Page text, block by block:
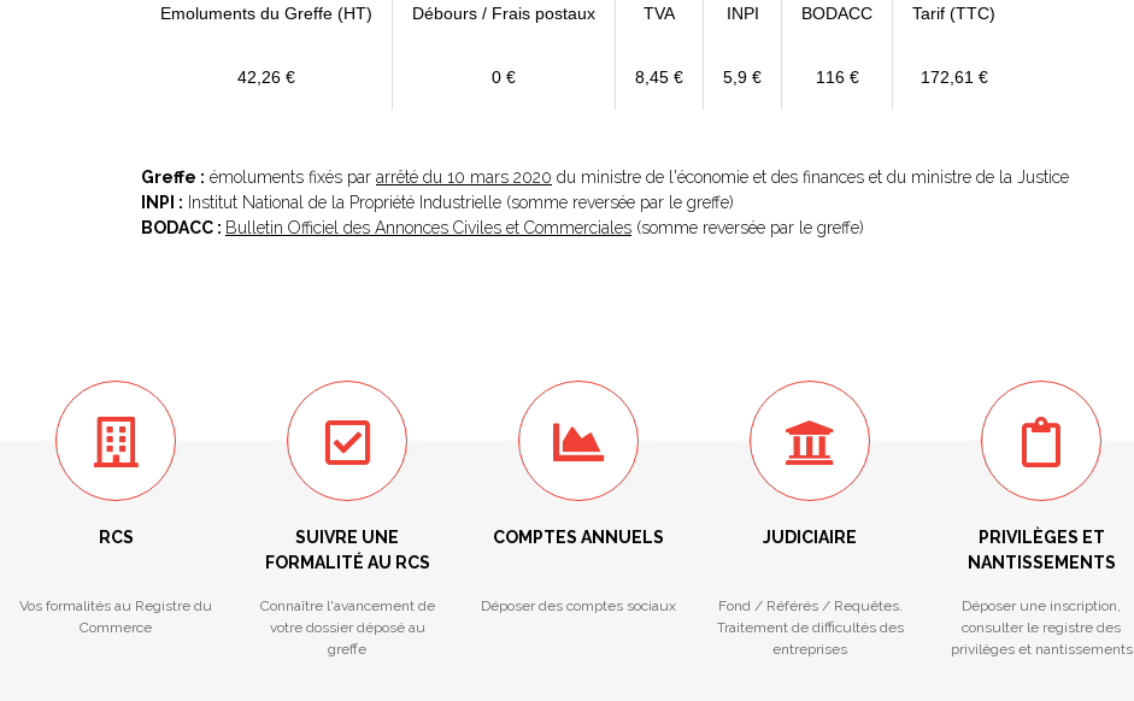
Emoluments du Greffe (HT) Débours / Frais postaux TVA INPI BODACC Tarif (TTC)
42,26 € 0 € 8,45 € 5,9 € 116 € 172,61 €
Greffe : émoluments fixés par arrêté du 10 mars 2020 du ministre de l'économie et des finances et du ministre de la Justice
INPI : Institut National de la Propriété Industrielle (somme reversée par le greffe)
BODACC : Bulletin Officiel des Annonces Civiles et Commerciales (somme reversée par le greffe)
RCS
Vos formalités au Registre du
Commerce
SUIVRE UNE
FORMALITÉ AU RCS
Connaître l'avancement de
votre dossier déposé au
greffe
COMPTES ANNUELS
Déposer des comptes sociaux
JUDICIAIRE
Fond / Référés / Requêtes.
Traitement de difficultés des
entreprises
PRIVILÈGES ET
NANTISSEMENTS
Déposer une inscription,
consulter le registre des
privilèges et nantissements